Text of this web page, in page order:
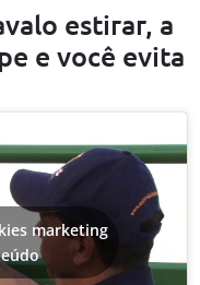
estirar, a
e você evita
marketing